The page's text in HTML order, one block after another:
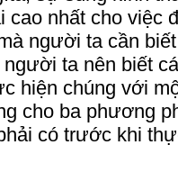
nhất cho việc
người ta cần
ta nên biết
hiện chúng với
cho ba phương
có trước khi